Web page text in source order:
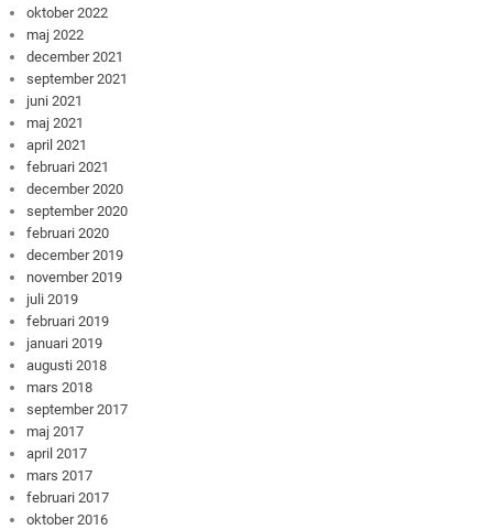
oktober 2022
maj 2022
december 2021
september 2021
juni 2021
maj 2021
april 2021
februari 2021
december 2020
september 2020
februari 2020
december 2019
november 2019
juli 2019
februari 2019
januari 2019
augusti 2018
mars 2018
september 2017
maj 2017
april 2017
mars 2017
februari 2017
oktober 2016